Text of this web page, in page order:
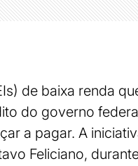
de baixa renda
do governo
a pagar. A
Feliciano,